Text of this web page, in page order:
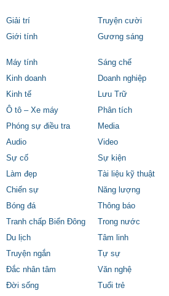
Giải trí
Truyện cười
Giới tính
Gương sáng
Máy tính
Sáng chế
Kinh doanh
Doanh nghiệp
Kinh tế
Lưu Trữ
Ô tô – Xe máy
Phân tích
Phóng sự điều tra
Media
Audio
Video
Sự cố
Sự kiện
Làm đẹp
Tài liệu kỹ thuật
Chiến sự
Năng lượng
Bóng đá
Thông báo
Tranh chấp Biển Đông
Trong nước
Du lịch
Tâm linh
Truyện ngắn
Tự sự
Đắc nhân tâm
Văn nghệ
Đời sống
Tuổi trẻ